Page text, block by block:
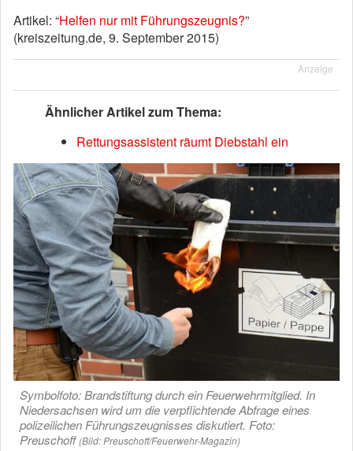
Artikel: “Helfen nur mit Führungszeugnis?”
(kreiszeitung.de, 9. September 2015)
Anzeige
Ähnlicher Artikel zum Thema:
Rettungsassistent räumt Diebstahl ein
Symbolfoto: Brandstiftung durch ein Feuerwehrmitglied. In
Niedersachsen wird um die verpflichtende Abfrage eines
polizeilichen Führungszeugnisses diskutiert. Foto:
Preuschoff (Bild: Preuschoff/Feuerwehr-Magazin)